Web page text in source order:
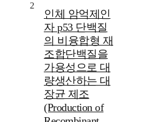
2
인체 암억제인
자 p53 단백질
의 비융합형 재
조합단백질을
가용성으로 대
량생산하는 대
장균 제조
(Production of